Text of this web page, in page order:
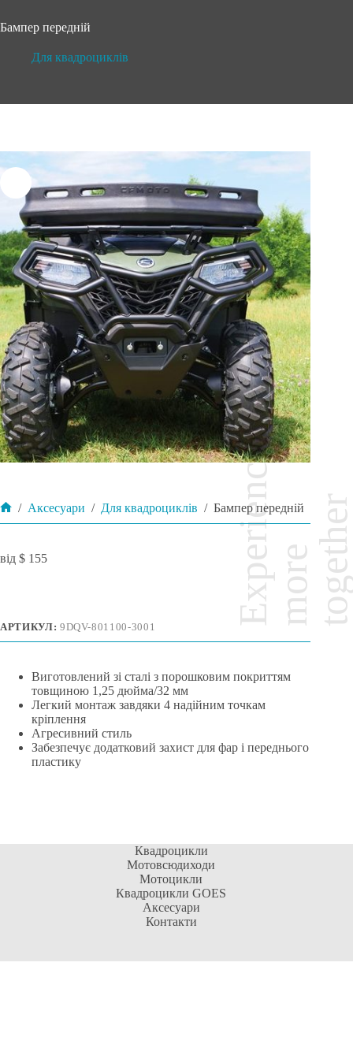
Бампер передній
Для квадроциклів
Головна
/ Аксесуари / Для квадроциклів / Бампер передній
$ 155
АРТИКУЛ: 9DQV-801100-3001
Виготовлений зі сталі з порошковим покриттям
товщиною 1,25 дюйма/32 мм
Легкий монтаж завдяки 4 надійним точкам
кріплення
Агресивний стиль
Забезпечує додатковий захист для фар і переднього
пластику
Квадроцикли
Мотовсюдиходи
Мотоцикли
Квадроцикли GOES
Аксесуари
Контакти